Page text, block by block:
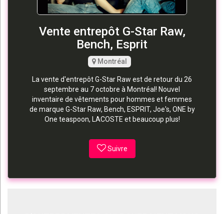
Vente entrepôt G-Star Raw,
Bench, Esprit
Montréal
La vente d'entrepôt G-Star Raw est de retour du 26
septembre au 7 octobre à Montréal! Nouvel
inventaire de vêtements pour hommes et femmes
de marque G-Star Raw, Bench, ESPRIT, Joe's, ONE by
One teaspoon, LACOSTE et beaucoup plus!
Suivre